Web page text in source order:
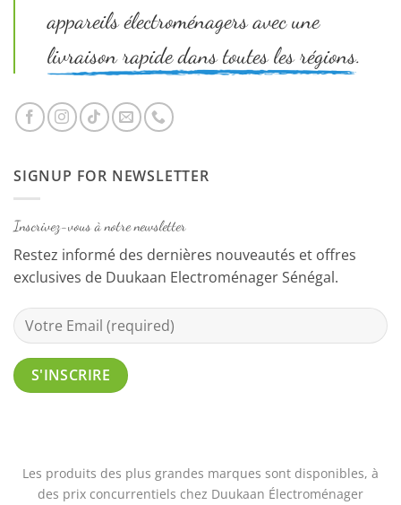
appareils électroménagers avec une
livraison rapide dans toutes les régions.
SIGNUP FOR NEWSLETTER
Inscrivez-vous à notre newsletter
Restez informé des dernières nouveautés et offres
exclusives de Duukaan Electroménager Sénégal.
Les produits des plus grandes marques sont disponibles, à
des prix concurrentiels chez Duukaan Électroménager